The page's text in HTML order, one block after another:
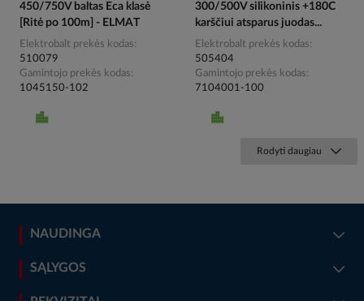
450/750V baltas Eca klasė
[Ritė po 100m] - ELMAT
Elektrobalt prekės kodas
510079
Gamintojo prekės kodas
1045150-102
300/500V silikoninis +180C
karščiui atsparus juodas...
Elektrobalt prekės kodas
505404
Gamintojo prekės kodas
7104001-100
Rodyti daugiau
NAUDINGA
SĄLYGOS